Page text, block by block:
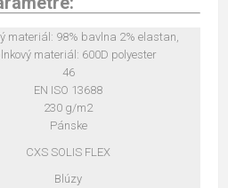
materiál: 98% bavlna 2% elastan,
materiál: 600D polyester
46
EN ISO 13688
230 g/m2
Pánske
CXS SOLIS FLEX
Blúzy